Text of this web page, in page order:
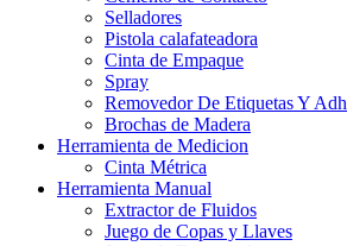
Selladores
Pistola calafateadora
Cinta de Empaque
Spray
Removedor De Etiquetas Y
Brochas de Madera
Herramienta de Medicion
Cinta Métrica
Herramienta Manual
Extractor de Fluidos
Juego de Copas y Llaves